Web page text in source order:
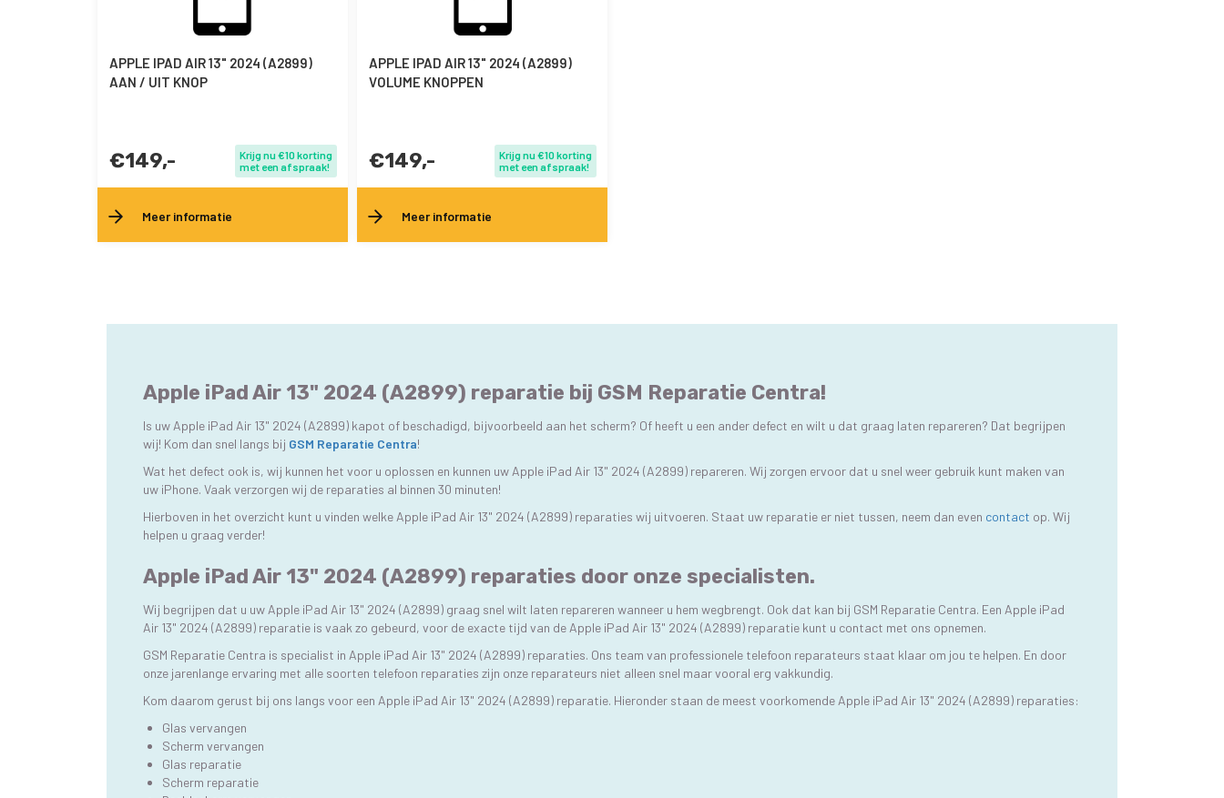
APPLE IPAD AIR 13" 2024 (A2899)
AAN / UIT KNOP
€149,-
Krijg nu €10 korting
met een afspraak!
Meer informatie
APPLE IPAD AIR 13" 2024 (A2899)
VOLUME KNOPPEN
€149,-
Krijg nu €10 korting
met een afspraak!
Meer informatie
Apple iPad Air 13" 2024 (A2899) reparatie bij GSM Reparatie Centra!
Is uw Apple iPad Air 13" 2024 (A2899) kapot of beschadigd, bijvoorbeeld aan het scherm? Of heeft u een ander defect en wilt u dat graag laten repareren? Dat begrijpen
wij! Kom dan snel langs bij GSM Reparatie Centra!
Wat het defect ook is, wij kunnen het voor u oplossen en kunnen uw Apple iPad Air 13" 2024 (A2899) repareren. Wij zorgen ervoor dat u snel weer gebruik kunt maken van
uw iPhone. Vaak verzorgen wij de reparaties al binnen 30 minuten!
Hierboven in het overzicht kunt u vinden welke Apple iPad Air 13" 2024 (A2899) reparaties wij uitvoeren. Staat uw reparatie er niet tussen, neem dan even contact op. Wij
helpen u graag verder!
Apple iPad Air 13" 2024 (A2899) reparaties door onze specialisten.
Wij begrijpen dat u uw Apple iPad Air 13" 2024 (A2899) graag snel wilt laten repareren wanneer u hem wegbrengt. Ook dat kan bij GSM Reparatie Centra. Een Apple iPad
Air 13" 2024 (A2899) reparatie is vaak zo gebeurd, voor de exacte tijd van de Apple iPad Air 13" 2024 (A2899) reparatie kunt u contact met ons opnemen.
GSM Reparatie Centra is specialist in Apple iPad Air 13" 2024 (A2899) reparaties. Ons team van professionele telefoon reparateurs staat klaar om jou te helpen. En door
onze jarenlange ervaring met alle soorten telefoon reparaties zijn onze reparateurs niet alleen snel maar vooral erg vakkundig.
Kom daarom gerust bij ons langs voor een Apple iPad Air 13" 2024 (A2899) reparatie. Hieronder staan de meest voorkomende Apple iPad Air 13" 2024 (A2899) reparaties:
Glas vervangen
Scherm vervangen
Glas reparatie
Scherm reparatie